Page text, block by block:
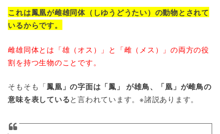
これは鳳凰が雌雄同体（しゆうどうたい）の動物とされて
いるからです。
雌雄同体とは「雄（オス）」と「雌（メス）」の両方の役
割を持つ生物のことです。
そもそも「鳳凰」の字面は「鳳」 が雄鳥、「凰」が雌鳥の
意味を表していると言われています。※諸説あります。